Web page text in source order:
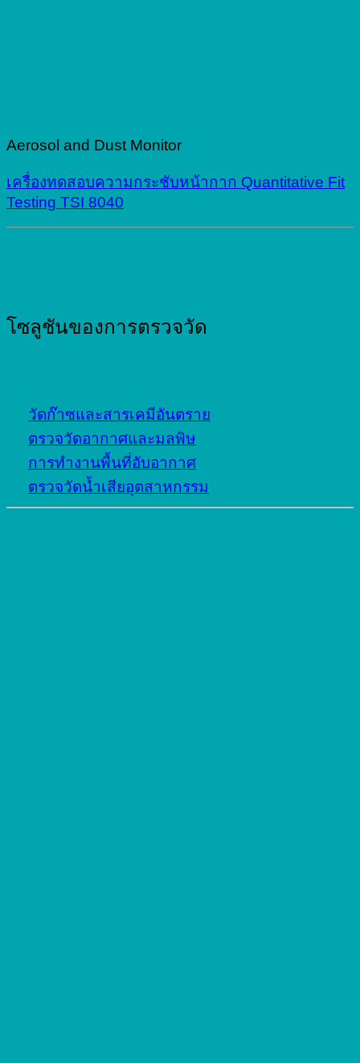
Aerosol and Dust Monitor
เครื่องทดสอบความกระชับหน้ากาก Quantitative Fit
Testing TSI 8040
โซลูชันของการตรวจวัด
วัดก๊าซและสารเคมีอันตราย
ตรวจวัดอากาศและมลพิษ
การทำงานพื้นที่อับอากาศ
ตรวจวัดน้ำเสียอุตสาหกรรม